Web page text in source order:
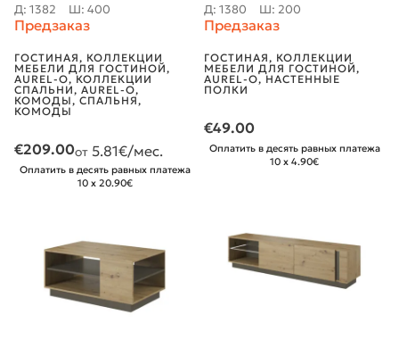
Д: 1382 Ш: 400
Предзаказ
ГОСТИНАЯ , КОЛЛЕКЦИИ
МЕБЕЛИ ДЛЯ ГОСТИНОЙ ,
AUREL-O, КОЛЛЕКЦИИ
СПАЛЬНИ , AUREL-O,
КОМОДЫ , СПАЛЬНЯ,
КОМОДЫ
€209.00от 5.81€/мес.
Оплатить в десять равных платежа
10 x 20.90€
Д: 1380 Ш: 200
Предзаказ
ГОСТИНАЯ , КОЛЛЕКЦИИ
МЕБЕЛИ ДЛЯ ГОСТИНОЙ ,
AUREL-O, НАСТЕННЫЕ
ПОЛКИ
€49.00
Оплатить в десять равных платежа
10 x 4.90€